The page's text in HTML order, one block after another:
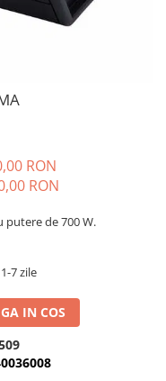
RON
RON
putere de 700 W.
1-7 zile
IN COS